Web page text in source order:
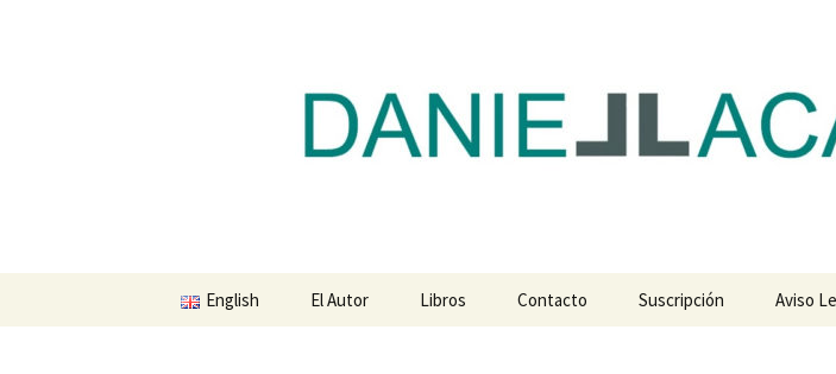
dlacalle.com
English El Autor Libros Contacto Suscripción Aviso